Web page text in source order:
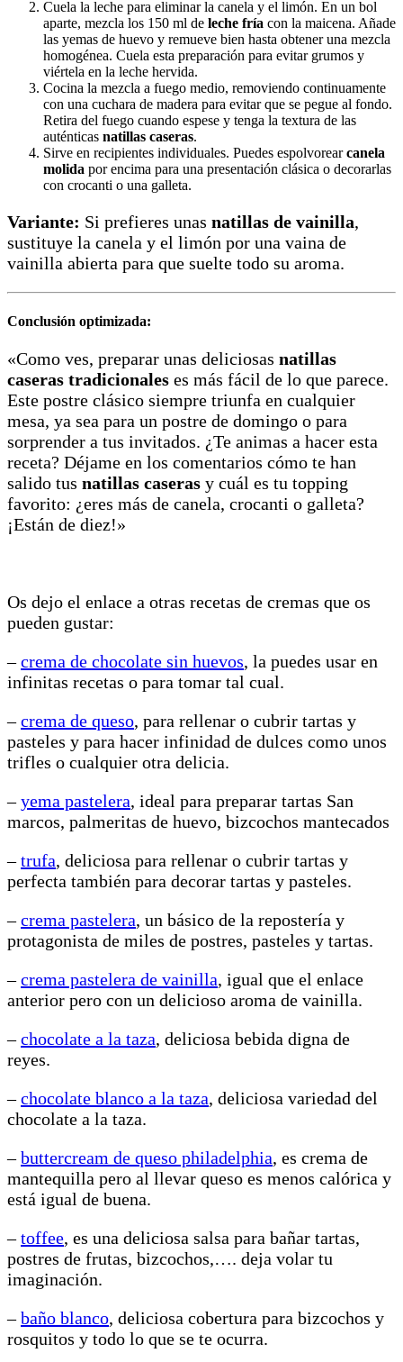
Cuela la leche para eliminar la canela y el limón. En un bol
aparte, mezcla los 150 ml de leche fría con la maicena. Añade
las yemas de huevo y remueve bien hasta obtener una mezcla
homogénea. Cuela esta preparación para evitar grumos y
viértela en la leche hervida.
Cocina la mezcla a fuego medio, removiendo continuamente
con una cuchara de madera para evitar que se pegue al fondo.
Retira del fuego cuando espese y tenga la textura de las
auténticas natillas caseras.
Sirve en recipientes individuales. Puedes espolvorearcanela
molida por encima para una presentación clásica o decorarlas
con crocanti o una galleta.
Variante: Si prefieres unas natillas de vainilla,
sustituye la canela y el limón por una vaina de
vainilla abierta para que suelte todo su aroma.
Conclusión optimizada:
«Como ves, preparar unas deliciosas natillas
caseras tradicionales es más fácil de lo que parece.
Este postre clásico siempre triunfa en cualquier
mesa, ya sea para un postre de domingo o para
sorprender a tus invitados. ¿Te animas a hacer esta
receta? Déjame en los comentarios cómo te han
salido tus natillas caseras y cuál es tu topping
favorito: ¿eres más de canela, crocanti o galleta?
¡Están de diez!»
Os dejo el enlace a otras recetas de cremas que os
pueden gustar:
–crema de chocolate sin huevos, la puedes usar en
infinitas recetas o para tomar tal cual.
–crema de queso, para rellenar o cubrir tartas y
pasteles y para hacer infinidad de dulces como unos
trifles o cualquier otra delicia.
–yema pastelera, ideal para preparar tartas San
marcos, palmeritas de huevo, bizcochos mantecados
–trufa, deliciosa para rellenar o cubrir tartas y
perfecta también para decorar tartas y pasteles.
–crema pastelera, un básico de la repostería y
protagonista de miles de postres, pasteles y tartas.
–crema pastelera de vainilla, igual que el enlace
anterior pero con un delicioso aroma de vainilla.
–chocolate a la taza, deliciosa bebida digna de
reyes.
–chocolate blanco a la taza, deliciosa variedad del
chocolate a la taza.
–buttercream de queso philadelphia, es crema de
mantequilla pero al llevar queso es menos calórica y
está igual de buena.
–toffee, es una deliciosa salsa para bañar tartas,
postres de frutas, bizcochos,…. deja volar tu
imaginación.
–baño blanco, deliciosa cobertura para bizcochos y
rosquitos y todo lo que se te ocurra.